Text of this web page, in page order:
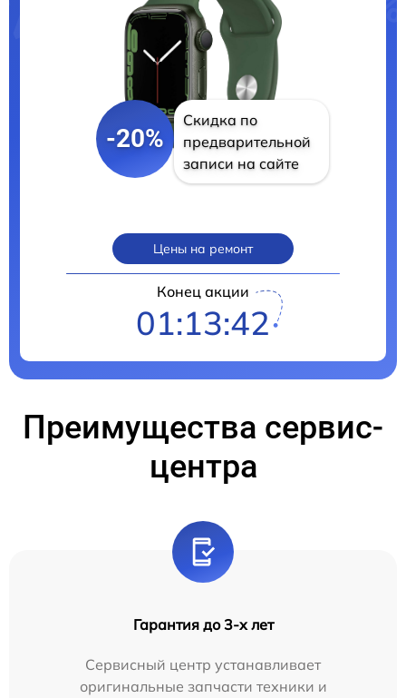
-20%
Скидка по
предварительной
записи на сайте
Цены на ремонт
Конец акции
01:13:41
Преимущества сервис-
центра
Гарантия до 3-х лет
Сервисный центр устанавливает
оригинальные запчасти техники и